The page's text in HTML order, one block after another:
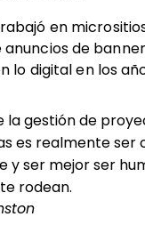
en
de
lo digital en los
la gestión de
es realmente ser
y ser mejor ser
rodean.